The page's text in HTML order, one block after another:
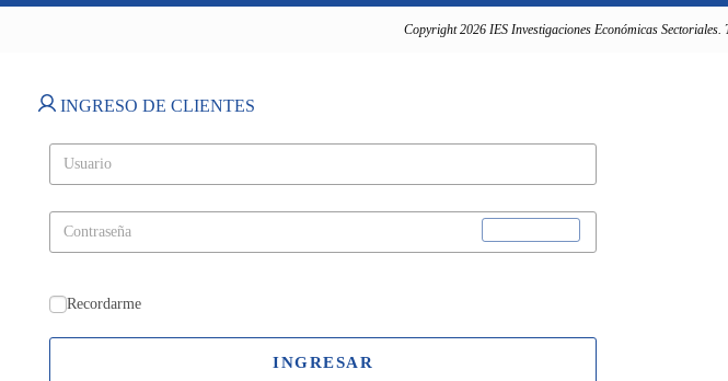
Copyright 2026 IES Investigaciones Económicas
INGRESO DE CLIENTES
Recordarme
INGRESAR